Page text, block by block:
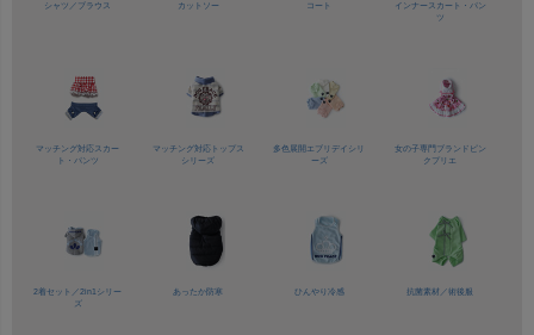
シャツ／ ブラウス カットソー コート
インナースカート・パン
ツ
マッチング対応スカー
ト・パンツ
マッチング対応トップス
シリーズ
多色展開 エブリデイシリ
ーズ
女の子専門ブランド ピン
クプリエ
2着セット／2in1シリー
ズ
あったか防寒 ひんやり冷感 抗菌素材／ 術後服